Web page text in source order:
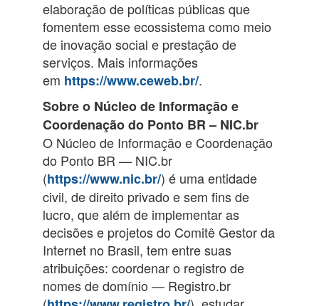
elaboração de políticas públicas que
fomentem esse ecossistema como meio
de inovação social e prestação de
serviços. Mais informações
em https://www.ceweb.br/.
Sobre o Núcleo de Informação e
Coordenação do Ponto BR – NIC.br
O Núcleo de Informação e Coordenação
do Ponto BR — NIC.br
(https://www.nic.br/) é uma entidade
civil, de direito privado e sem fins de
lucro, que além de implementar as
decisões e projetos do Comitê Gestor da
Internet no Brasil, tem entre suas
atribuições: coordenar o registro de
nomes de domínio — Registro.br